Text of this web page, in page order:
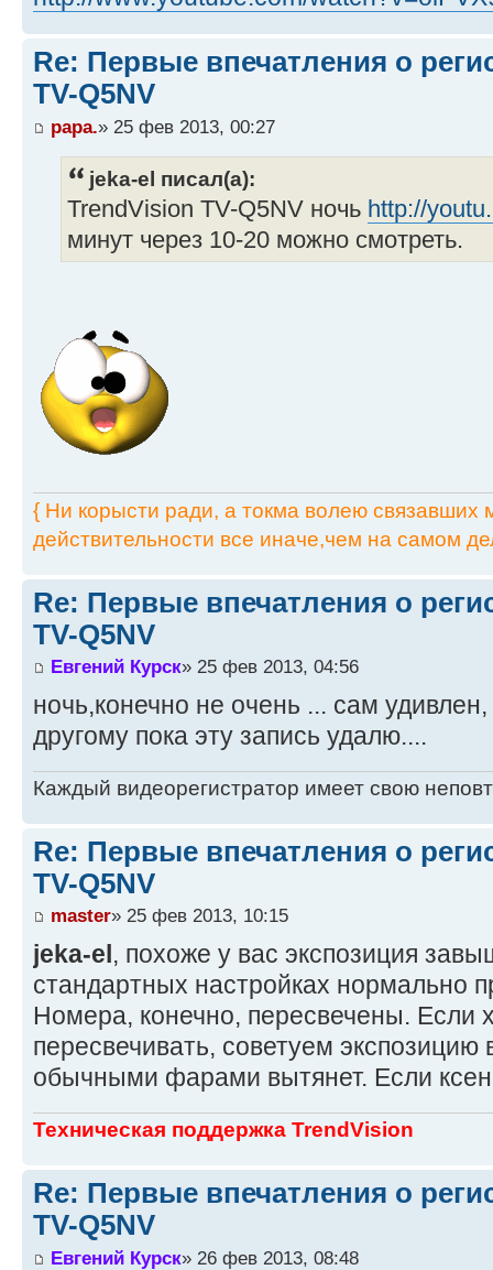
Re: Первые впечатления о
TV-Q5NV
papa.» 25 фев 2013, 00:27
jeka-el писал(а):
TrendVision TV-Q5NV ночь http://
минут через 10-20 можно смотреть.
{ Ни корысти ради, а токма волею связавших
действительности все иначе,чем на самом
Re: Первые впечатления о
TV-Q5NV
Евгений Курск» 25 фев 2013, 04:56
ночь,конечно не очень ... сам
другому пока эту запись удалю....
Каждый видеорегистратор имеет свою
Re: Первые впечатления о
TV-Q5NV
master» 25 фев 2013, 10:15
jeka-el , похоже у вас экспозиция
стандартных настройках нормально
Номера, конечно, пересвечены. Если
пересвечивать, советуем
обычными фарами вытянет. Если
Техническая поддержка TrendVision
Re: Первые впечатления о
TV-Q5NV
Евгений Курск» 26 фев 2013, 08:48